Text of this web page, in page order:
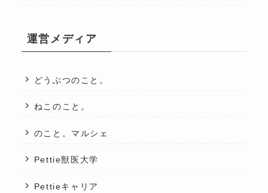
運営メディア
どうぶつのこと。
ねこのこと。
のこと。マルシェ
Pettie獣医大学
Pettieキャリア